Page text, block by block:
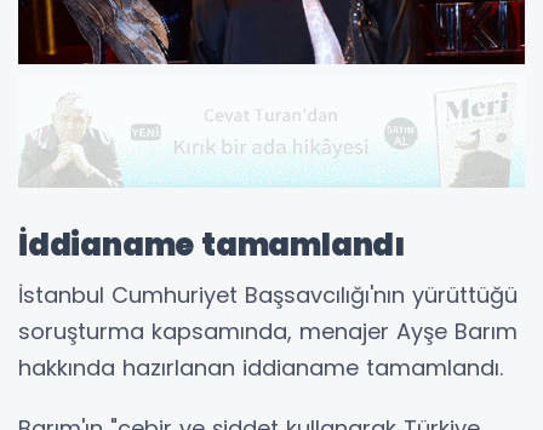
İddianame tamamlandı
İstanbul Cumhuriyet Başsavcılığı'nın yürüttüğü
soruşturma kapsamında, menajer Ayşe Barım
hakkında hazırlanan iddianame tamamlandı.